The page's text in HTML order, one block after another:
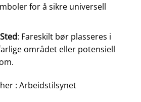
for å sikre universell
: Fareskilt bør plasseres i
området eller potensiell
: Arbeidstilsynet